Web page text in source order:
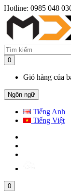
Hotline: 0985 048
0
Giỏ hàng của
Ngôn ngữ
Tiếng Anh
Tiếng Việt
0